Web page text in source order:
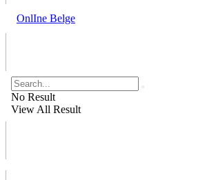
OnlIne Belge
No Result
View All Result